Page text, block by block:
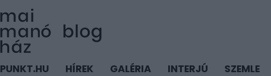
PUNKT.HU HÍREK GALÉRIA INTERJÚ SZEMLE